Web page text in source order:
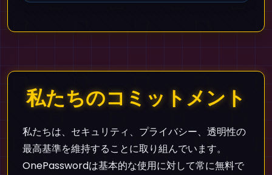
私たちのコミットメント
私たちは、セキュリティ、プライバシー、透明性の
最高基準を維持することに取り組んでいます。
OnePasswordは基本的な使用に対して常に無料で